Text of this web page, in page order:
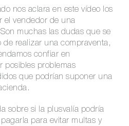
nos aclara en este vídeo los
el vendedor de una
muchas las dudas que se
realizar una compraventa,
confiar en
posibles problemas
que podrían suponer una
sobre si la plusvalía podría
para evitar multas y